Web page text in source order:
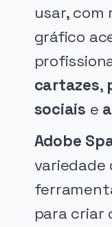
usar, com
gráfico
cartazes,
sociais e
Adobe
para criar